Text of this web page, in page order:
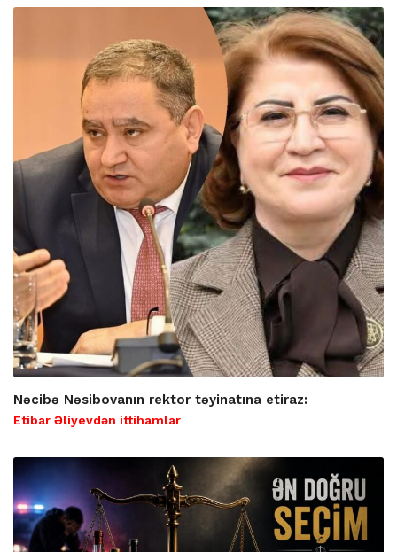
Nəcibə Nəsibovanın rektor təyinatına etiraz:
Etibar Əliyevdən ittihamlar